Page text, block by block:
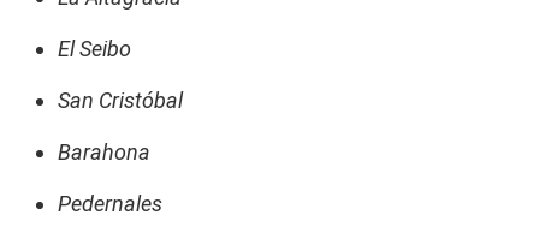
El Seibo
San Cristóbal
Barahona
Pedernales